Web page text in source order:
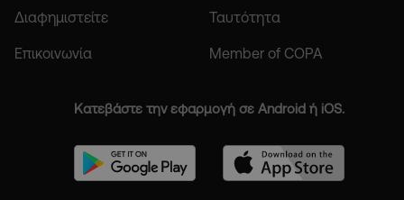
Διαφημιστείτε Ταυτότητα
Επικοινωνία Member of COPA
Κατεβάστε την εφαρμογή σε Android ή iOS.